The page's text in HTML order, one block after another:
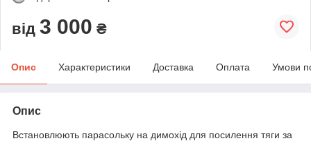
від 3 000 ₴
Опис Характеристики Доставка Оплата Умови
Опис
Встановлюють парасольку на димохід для посилення тяги за